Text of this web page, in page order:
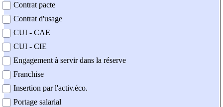
Contrat pacte
Contrat d'usage
CUI - CAE
CUI - CIE
Engagement à servir dans la réserve
Franchise
Insertion par l'activ.éco.
Portage salarial